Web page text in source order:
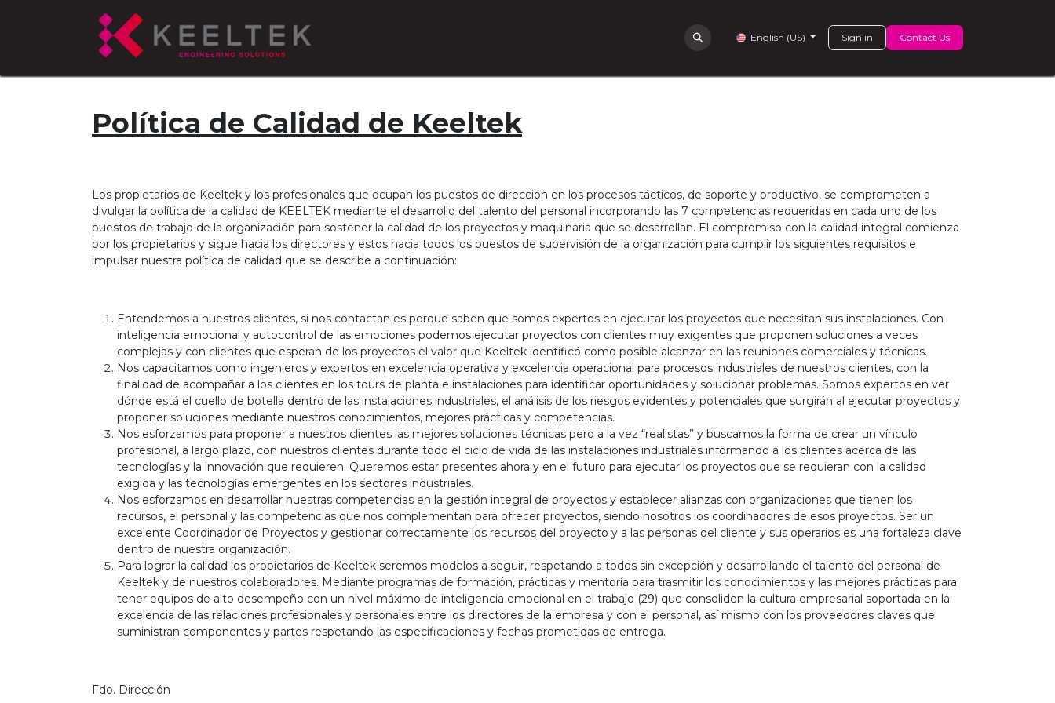
Contáctenos Cajas y otros envases
English (US) Sign in Contact Us
Política de Calidad de Keeltek
Los propietarios de Keeltek y los profesionales que ocupan los puestos de dirección en los procesos tácticos, de soporte y productivo, se comprometen a
divulgar la política de la calidad de KEELTEK mediante el desarrollo del talento del personal incorporando las 7 competencias requeridas en cada uno de los
puestos de trabajo de la organización para sostener la calidad de los proyectos y maquinaria que se desarrollan. El compromiso con la calidad integral comienza
por los propietarios y sigue hacia los directores y estos hacia todos los puestos de supervisión de la organización para cumplir los siguientes requisitos e
impulsar nuestra política de calidad que se describe a continuación:
Entendemos a nuestros clientes, si nos contactan es porque saben que somos expertos en ejecutar los proyectos que necesitan sus instalaciones. Con
inteligencia emocional y autocontrol de las emociones podemos ejecutar proyectos con clientes muy exigentes que proponen soluciones a veces
complejas y con clientes que esperan de los proyectos el valor que Keeltek identificó como posible alcanzar en las reuniones comerciales y técnicas.
Nos capacitamos como ingenieros y expertos en excelencia operativa y excelencia operacional para procesos industriales de nuestros clientes, con la
finalidad de acompañar a los clientes en los tours de planta e instalaciones para identificar oportunidades y solucionar problemas. Somos expertos en ver
dónde está el cuello de botella dentro de las instalaciones industriales, el análisis de los riesgos evidentes y potenciales que surgirán al ejecutar proyectos y
proponer soluciones mediante nuestros conocimientos, mejores prácticas y competencias.
Nos esforzamos para proponer a nuestros clientes las mejores soluciones técnicas pero a la vez “realistas” y buscamos la forma de crear un vínculo
profesional, a largo plazo, con nuestros clientes durante todo el ciclo de vida de las instalaciones industriales informando a los clientes acerca de las
tecnologías y la innovación que requieren. Queremos estar presentes ahora y en el futuro para ejecutar los proyectos que se requieran con la calidad
exigida y las tecnologías emergentes en los sectores industriales.
Nos esforzamos en desarrollar nuestras competencias en la gestión integral de proyectos y establecer alianzas con organizaciones que tienen los
recursos, el personal y las competencias que nos complementan para ofrecer proyectos, siendo nosotros los coordinadores de esos proyectos. Ser un
excelente Coordinador de Proyectos y gestionar correctamente los recursos del proyecto y a las personas del cliente y sus operarios es una fortaleza clave
dentro de nuestra organización.
Para lograr la calidad los propietarios de Keeltek seremos modelos a seguir, respetando a todos sin excepción y desarrollando el talento del personal de
Keeltek y de nuestros colaboradores. Mediante programas de formación, prácticas y mentoría para trasmitir los conocimientos y las mejores prácticas para
tener equipos de alto desempeño con un nivel máximo de inteligencia emocional en el trabajo (29) que consoliden la cultura empresarial soportada en la
excelencia de las relaciones profesionales y personales entre los directores de la empresa y con el personal, así mismo con los proveedores claves que
suministran componentes y partes respetando las especificaciones y fechas prometidas de entrega.
Fdo. Dirección